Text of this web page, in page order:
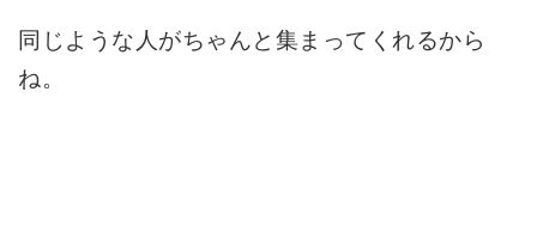
同じような人がちゃんと集まってくれるから
ね。